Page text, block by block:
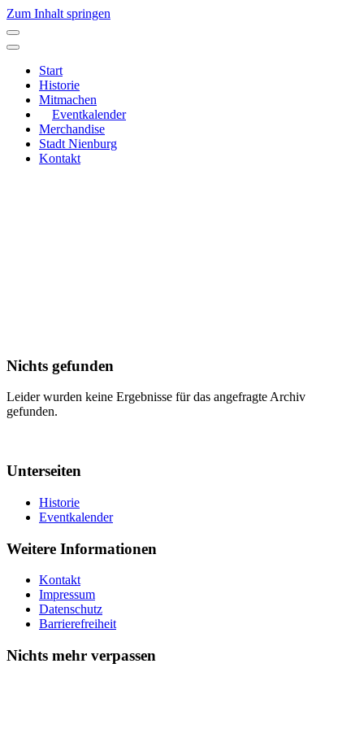
Zum Inhalt springen
Hauptnavigation
Start
Historie
Mitmachen
Eventkalender
Merchandise
Stadt Nienburg
Kontakt
Nichts gefunden
Leider wurden keine Ergebnisse für das angefragte Archiv
gefunden.
Unterseiten
Historie
Eventkalender
Weitere Informationen
Kontakt
Impressum
Datenschutz
Barrierefreiheit
Nichts mehr verpassen